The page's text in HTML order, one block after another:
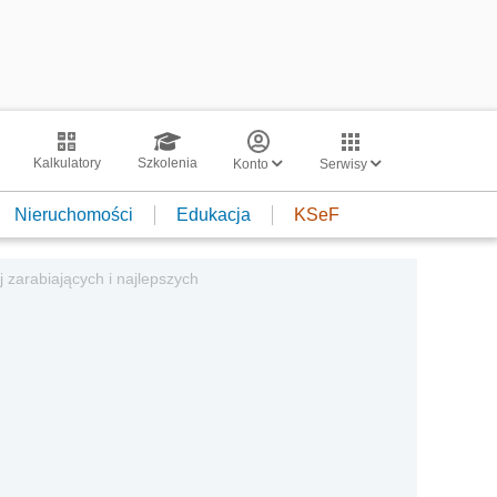
Kalkulatory Szkolenia Konto Serwisy
Nieruchomości Edukacja KSeF
zarabiających i najlepszych